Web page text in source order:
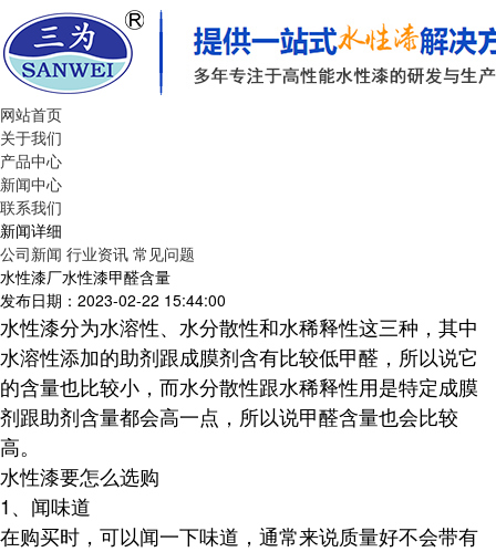
网站首页
关于我们
产品中心
新闻中心
联系我们
新闻详细
公司新闻 行业资讯 常见问题
水性漆厂水性漆甲醛含量
发布日期：2023-02-22 15:44:00
水性漆分为水溶性、水分散性和水稀释性这三种，其中
水溶性添加的助剂跟成膜剂含有比较低甲醛，所以说它
的含量也比较小，而水分散性跟水稀释性用是特定成膜
剂跟助剂含量都会高一点，所以说甲醛含量也会比较
高。
水性漆要怎么选购
1、闻味道
在购买时，可以闻一下味道，通常来说质量好不会带有